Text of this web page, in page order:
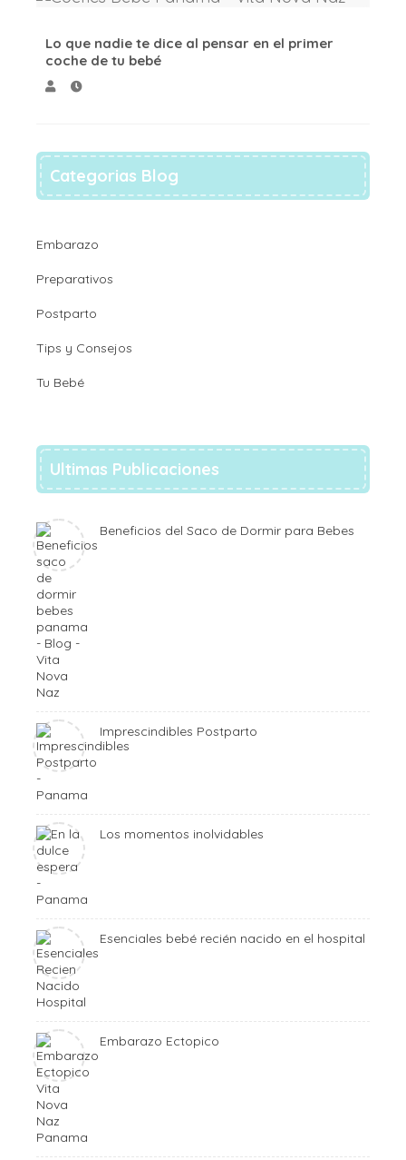
Lo que nadie te dice al pensar en el primer
coche de tu bebé
Categorias Blog
Embarazo
Preparativos
Postparto
Tips y Consejos
Tu Bebé
Ultimas Publicaciones
Beneficios del Saco de Dormir para Bebes
Imprescindibles Postparto
Los momentos inolvidables
Esenciales bebé recién nacido en el hospital
Embarazo Ectopico